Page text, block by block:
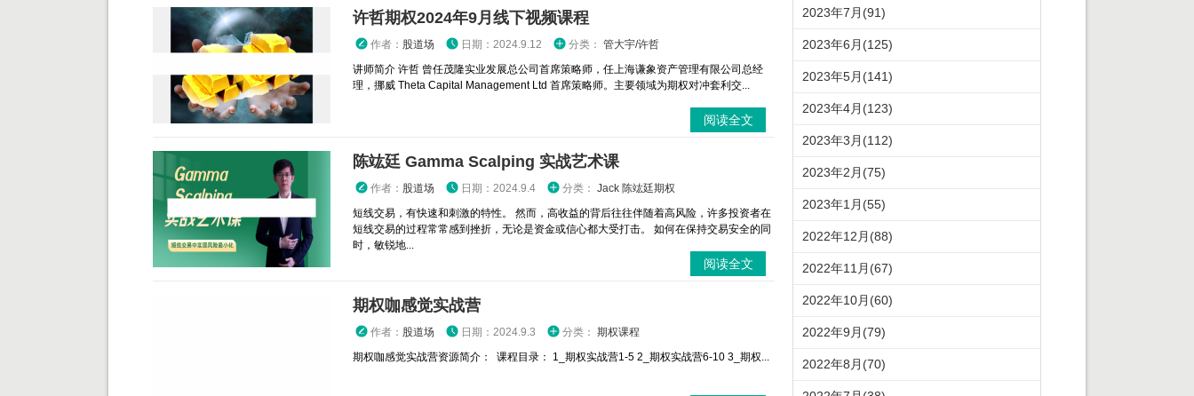
许哲期权2024年9月线下视频课程
作者： 股道场 日期：2024.9.12 分类： 管大宇/许哲
讲师简介 许哲 曾任茂隆实业发展总公司首席策略师，任上海谦象资产管理有限公司总经
理，挪威 Theta Capital Management Ltd 首席策略师。主要领域为期权对冲套利交...
阅读全文
陈竑廷 Gamma Scalping 实战艺术课
作者： 股道场 日期：2024.9.4 分类： Jack 陈竑廷期权
短线交易，有快速和刺激的特性。 然而，高收益的背后往往伴随着高风险，许多投资者在
短线交易的过程常常感到挫折，无论是资金或信心都大受打击。 如何在保持交易安全的同
时，敏锐地...
阅读全文
期权咖感觉实战营
作者： 股道场 日期：2024.9.3 分类： 期权课程
期权咖感觉实战营资源简介： 课程目录： 1_期权实战营1-5 2_期权实战营6-10 3_期权...
2023年7月(91)
2023年6月(125)
2023年5月(141)
2023年4月(123)
2023年3月(112)
2023年2月(75)
2023年1月(55)
2022年12月(88)
2022年11月(67)
2022年10月(60)
2022年9月(79)
2022年8月(70)